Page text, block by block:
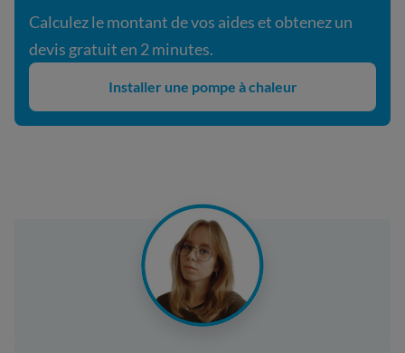
Calculez le montant de vos aides et obtenez un
devis gratuit en 2 minutes.
Installer une pompe à chaleur